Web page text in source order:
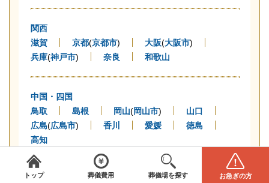
関西
滋賀
京都(京都市) 大阪(大阪市)
兵庫(神戸市) 奈良 和歌山
中国・四国
鳥取
島根 岡山(岡山市)
山口
広島(広島市) 香川 愛媛
徳島
高知
九州・沖縄
トップ 葬儀費用 葬儀場を探す
全国から葬儀場を探す
お急ぎの方
みんなが選んだお葬式 は葬儀場・葬儀社をご案内／
電話をかける(無料) 資料請求